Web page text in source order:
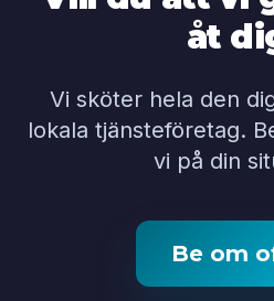
åt
Vi sköter hela den
lokala tjänsteföretag.
vi på din
Be om